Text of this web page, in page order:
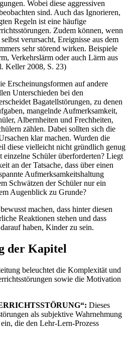
Wobei diese aggressiven
sind. Auch das Ignorieren,
Regeln ist eine häufige
Zudem können, wenn
verursacht, Ereignisse aus dem
sehr störend wirken. Beispiele
Verkehrslärm oder auch Lärm aus
Keller 2008, S. 23)
Erscheinungsformen auf andere
Unterschieden bei den
Bagatellstörungen, zu denen
mangelnde Aufmerksamkeit,
Albernheiten und Frechheiten,
zählen. Dabei sollten sich die
klar machen. Wurden die
diese vielleicht nicht gründlich genug
Schüler überforderten? Liegt
an der Tatsache, dass über einen
Aufmerksamkeitshaltung
Schwätzen der Schüler nur ein
Augenblick zu Grunde?
machen, dass hinter diesen
Reaktionen stehen und dass
haben, Kinder zu sein.
der Kapitel
beleuchtet die Komplexität und
sowie die Motivation
Dieses
als subjektive Wahrnehmung
die den Lehr-Lern-Prozess